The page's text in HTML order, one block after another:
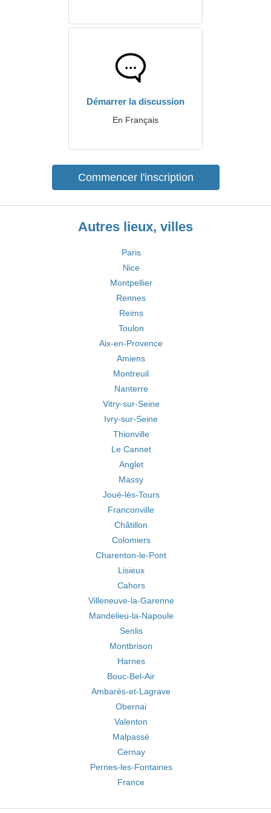
Démarrer la discussion
En Français
Commencer l'inscription
Autres lieux, villes
Paris
Nice
Montpellier
Rennes
Reims
Toulon
Aix-en-Provence
Amiens
Montreuil
Nanterre
Vitry-sur-Seine
Ivry-sur-Seine
Thionville
Le Cannet
Anglet
Massy
Joué-lès-Tours
Franconville
Châtillon
Colomiers
Charenton-le-Pont
Lisieux
Cahors
Villeneuve-la-Garenne
Mandelieu-la-Napoule
Senlis
Montbrison
Harnes
Bouc-Bel-Air
Ambarès-et-Lagrave
Obernai
Valenton
Malpassé
Cernay
Pernes-les-Fontaines
France